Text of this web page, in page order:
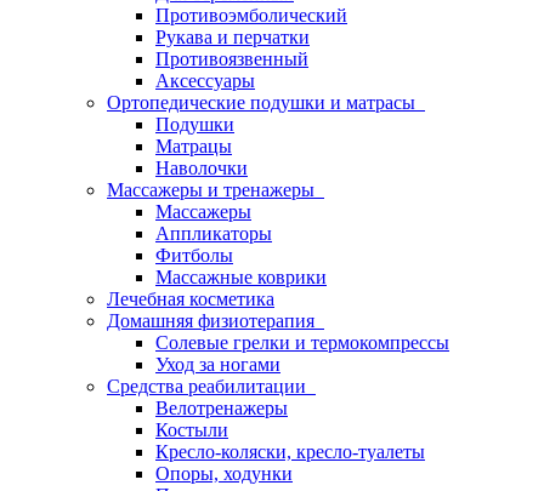
Противоэмболический
Рукава и перчатки
Противоязвенный
Аксессуары
Ортопедические подушки и матрасы
Подушки
Матрацы
Наволочки
Массажеры и тренажеры
Массажеры
Аппликаторы
Фитболы
Массажные коврики
Лечебная косметика
Домашняя физиотерапия
Солевые грелки и термокомпрессы
Уход за ногами
Средства реабилитации
Велотренажеры
Костыли
Кресло-коляски, кресло-туалеты
Опоры, ходунки